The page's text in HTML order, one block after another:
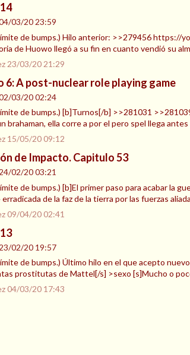
03/20 23:59
de bumps.) Hilo anterior: >>279456 https://
de Huowo llegó a su fin en cuanto vendió su
23/03/20 21:29
6: A post-nuclear role playing game
03/20 02:24
de bumps.) [b]Turnos[/b] >>281031
brahaman, ella corre a por el pero spel llega
15/05/20 09:12
de Impacto. Capitulo 53
02/20 03:21
de bumps.) [b]El primer paso para acabar la
de la faz de la tierra por las fuerzas
09/04/20 02:41
02/20 19:57
de bumps.) Último hilo en el que acepto
prostitutas de Mattel[/s] >sexo [s]Mucho o
04/03/20 17:43